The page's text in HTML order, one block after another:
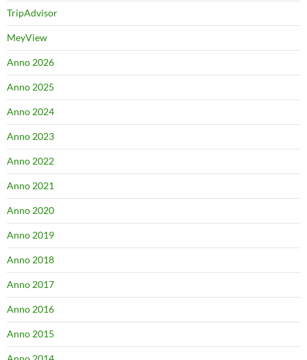
TripAdvisor
MeyView
Anno 2026
Anno 2025
Anno 2024
Anno 2023
Anno 2022
Anno 2021
Anno 2020
Anno 2019
Anno 2018
Anno 2017
Anno 2016
Anno 2015